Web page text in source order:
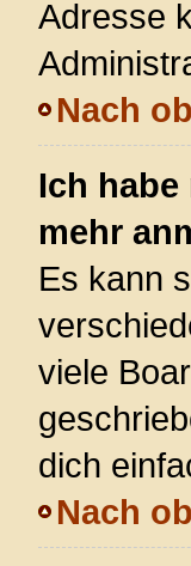
Adresse
Nach
Ich
mehr
Es kann
viele
dich
Nach